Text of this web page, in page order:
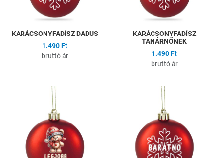
KARÁCSONYFADÍSZ DADUS
1.490 Ft
bruttó ár
KARÁCSONYFADÍSZ
TANÁRNŐNEK
1.490 Ft
bruttó ár
Hozzáadás a kívánságlistához
Gyors nézet